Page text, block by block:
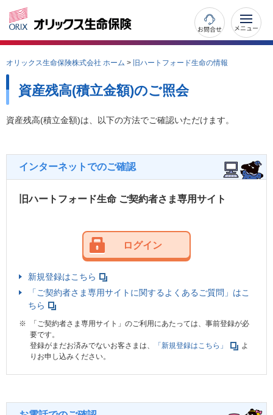
お問合せ
オリックス生命保険株式会社 ホーム > 旧ハートフォード生命の情報
資産残高(積立金額)のご照会
資産残高(積立金額)は、以下の方法でご確認いただけます。
インターネットでのご確認
旧ハートフォード生命 ご契約者さま専用サイト
ログイン
新規登録はこちら
「ご契約者さま専用サイトに関するよくあるご質問」はこ
ちら
※
「ご契約者さま専用サイト」のご利用にあたっては、事前登録が必
要です。
登録がまだお済みでないお客さまは、
「新規登録はこちら」
よ
りお申し込みください。